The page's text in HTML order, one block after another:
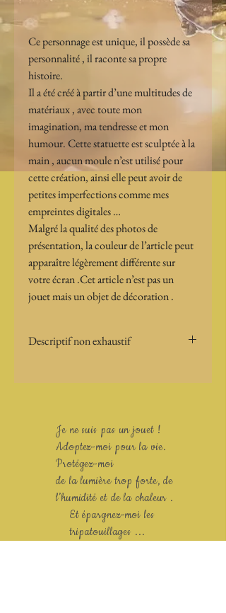
Ce personnage est unique, il possède sa
personnalité , il raconte sa propre
histoire.
Il a été créé à partir d’une multitudes de
matériaux , avec toute mon
imagination, ma tendresse et mon
humour. Cette statuette est sculptée à la
main , aucun moule n’est utilisé pour
cette création, ainsi elle peut avoir de
petites imperfections comme mes
empreintes digitales …
Malgré la qualité des photos de
présentation, la couleur de l’article peut
apparaître légèrement différente sur
votre écran .Cet article n’est pas un
jouet mais un objet de décoration .
Descriptif non exhaustif
Je ne suis pas un jouet !
Adoptez-moi pour la vie.
Protégez-moi
de la lumière trop forte, de
l’humidité et de la chaleur .
Et épargnez-moi les
tripatouillages ...